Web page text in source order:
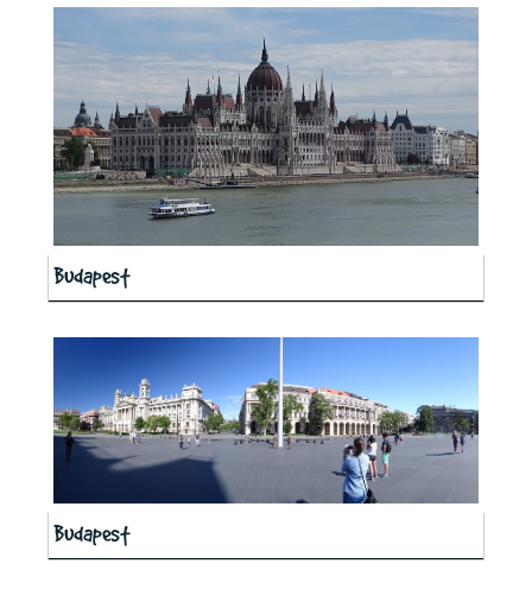
Budapest
Budapest